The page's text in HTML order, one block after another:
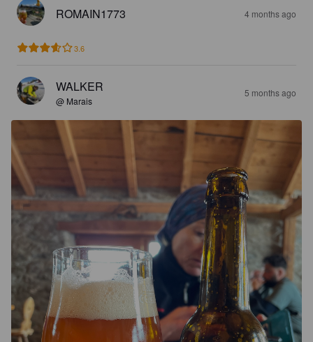
ROMAIN1773 4 months ago
3.6
WALKER
@ Marais
5 months ago